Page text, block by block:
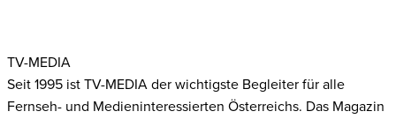
TV-MEDIA
Seit 1995 ist TV-MEDIA der wichtigste Begleiter für alle
Fernseh- und Medieninteressierten Österreichs. Das Magazin